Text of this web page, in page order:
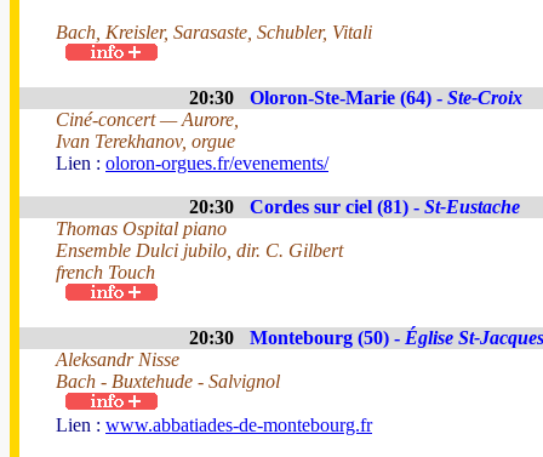
Bach, Kreisler, Sarasaste, Schubler, Vitali
20:30 Oloron-Ste-Marie (64) - Ste-Croix
Ciné-concert — Aurore,
Ivan Terekhanov, orgue
Lien : oloron-orgues.fr/evenements/
20:30 Cordes sur ciel (81) - St-Eustache
Thomas Ospital piano
Ensemble Dulci jubilo, dir. C. Gilbert
french Touch
20:30 Montebourg (50) - Église St-Jacques
Aleksandr Nisse
Bach - Buxtehude - Salvignol
Lien : www.abbatiades-de-montebourg.fr